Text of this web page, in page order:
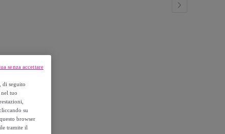
di seguito
tuo
su
browser
tramite il
senza accettare